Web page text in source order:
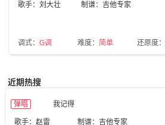
歌手：刘大壮 制谱：吉他专家
调式： G调 难度： 简单 还原度：
近期热搜
弹唱 我记得
歌手：赵雷 制谱：吉他专家